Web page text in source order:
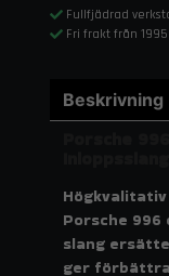
Fullfjädrad
Fri frakt från
Beskrivning
Porsche 996
slang
ger